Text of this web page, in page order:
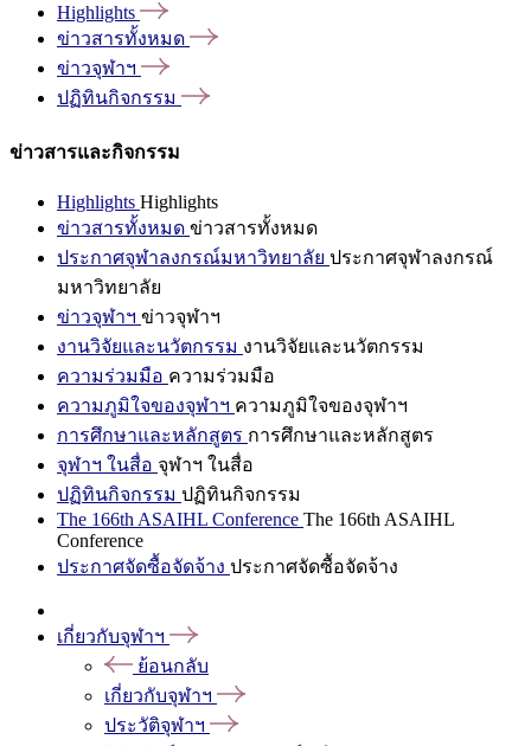
Highlights
ข่าวสารทั้งหมด
ข่าวจุฬาฯ
ปฏิทินกิจกรรม
ข่าวสารและกิจกรรม
Highlights Highlights
ข่าวสารทั้งหมด ข่าวสารทั้งหมด
ประกาศจุฬาลงกรณ์มหาวิทยาลัย ประกาศจุฬาลงกรณ์
มหาวิทยาลัย
ข่าวจุฬาฯ ข่าวจุฬาฯ
งานวิจัยและนวัตกรรม งานวิจัยและนวัตกรรม
ความร่วมมือ ความร่วมมือ
ความภูมิใจของจุฬาฯ ความภูมิใจของจุฬาฯ
การศึกษาและหลักสูตร การศึกษาและหลักสูตร
จุฬาฯ ในสื่อ จุฬาฯ ในสื่อ
ปฏิทินกิจกรรม ปฏิทินกิจกรรม
The 166th ASAIHL Conference The 166th ASAIHL
Conference
ประกาศจัดซื้อจัดจ้าง ประกาศจัดซื้อจัดจ้าง
เกี่ยวกับจุฬาฯ
ย้อนกลับ
เกี่ยวกับจุฬาฯ
ประวัติจุฬาฯ